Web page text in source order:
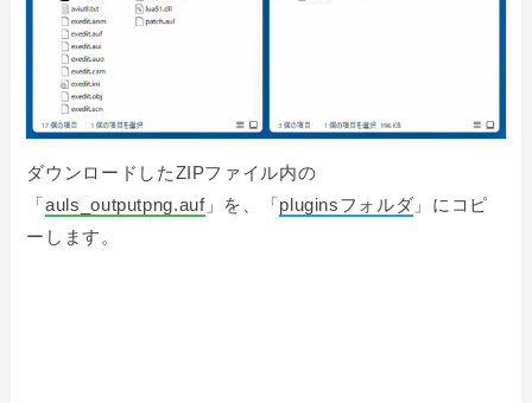
ダウンロードしたZIPファイル内の
「auls_outputpng.auf」を、 「pluginsフォルダ 」にコピ
ーします。